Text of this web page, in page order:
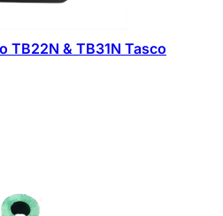
TB22N & TB31N Tasco